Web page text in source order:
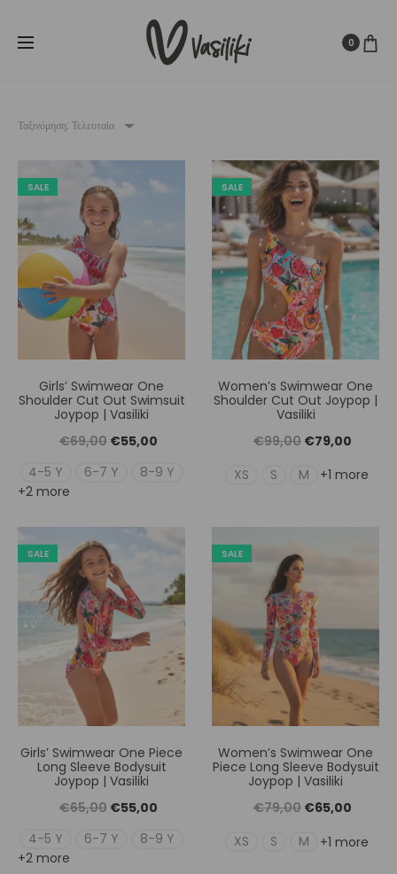
των
80€ 0
Ταξινόμηση: Τελευταία
SALE
Girls’ Swimwear One
Shoulder Cut Out Swimsuit
Joypop | Vasiliki
€69,00 Original
price
€55,00Η
τρέχουσα
4-5 Y 6-7 Y
8-9 Y
+2 more
SALE
Women’s Swimwear One
Shoulder Cut Out Joypop |
Vasiliki
€99,00 Original
price
€79,00Η
XS S M +1 more
SALE
Girls’ Swimwear One Piece
Long Sleeve Bodysuit
Joypop | Vasiliki
€65,00 Original
price
€55,00Η
τρέχουσα
4-5 Y 6-7 Y
8-9 Y
+2 more
SALE
Women’s Swimwear One
Piece Long Sleeve Bodysuit
Joypop | Vasiliki
€79,00 Original
price
€65,00Η
XS S M +1 more